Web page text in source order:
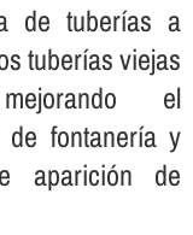
de tuberí­as a
tuberí­as viejas
el
de fontanerí­a y
aparición de